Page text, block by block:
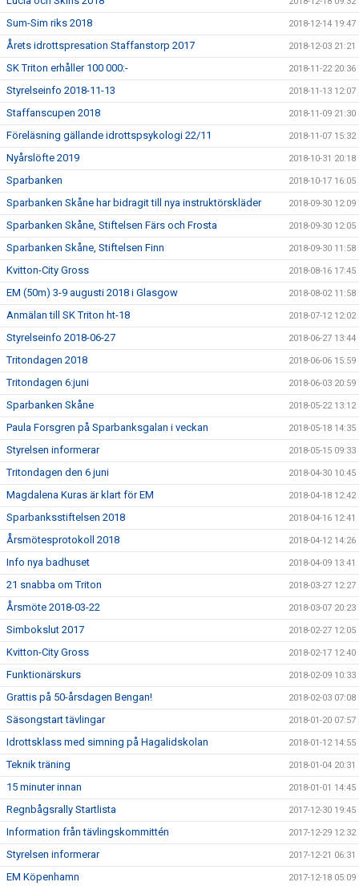
Sum-Sim riks 2018 2018-12-14 19:47
Årets idrottspresation Staffanstorp 2017 2018-12-03 21:21
SK Triton erhåller 100 000:- 2018-11-22 20:36
Styrelseinfo 2018-11-13 2018-11-13 12:07
Staffanscupen 2018 2018-11-09 21:30
Föreläsning gällande idrottspsykologi 22/11 2018-11-07 15:32
Nyårslöfte 2019 2018-10-31 20:18
Sparbanken 2018-10-17 16:05
Sparbanken Skåne har bidragit till nya instruktörskläder 2018-09-30 12:09
Sparbanken Skåne, Stiftelsen Färs och Frosta 2018-09-30 12:05
Sparbanken Skåne, Stiftelsen Finn 2018-09-30 11:58
Kvitton-City Gross 2018-08-16 17:45
EM (50m) 3-9 augusti 2018 i Glasgow 2018-08-02 11:58
Anmälan till SK Triton ht-18 2018-07-12 12:02
Styrelseinfo 2018-06-27 2018-06-27 13:44
Tritondagen 2018 2018-06-06 15:59
Tritondagen 6:juni 2018-06-03 20:59
Sparbanken Skåne 2018-05-22 13:12
Paula Forsgren på Sparbanksgalan i veckan 2018-05-18 14:35
Styrelsen informerar 2018-05-15 09:33
Tritondagen den 6 juni 2018-04-30 10:45
Magdalena Kuras är klart för EM 2018-04-18 12:42
Sparbanksstiftelsen 2018 2018-04-16 12:41
Årsmötesprotokoll 2018 2018-04-12 14:26
Info nya badhuset 2018-04-09 13:41
21 snabba om Triton 2018-03-27 12:27
Årsmöte 2018-03-22 2018-03-07 20:23
Simbokslut 2017 2018-02-27 12:05
Kvitton-City Gross 2018-02-17 12:40
Funktionärskurs 2018-02-09 10:33
Grattis på 50-årsdagen Bengan! 2018-02-03 07:08
Säsongstart tävlingar 2018-01-20 07:57
Idrottsklass med simning på Hagalidskolan 2018-01-12 14:55
Teknik träning 2018-01-04 20:31
15 minuter innan 2018-01-01 14:45
Regnbågsrally Startlista 2017-12-30 19:45
Information från tävlingskommittén 2017-12-29 12:32
Styrelsen informerar 2017-12-21 06:31
EM Köpenhamn 2017-12-18 05:09